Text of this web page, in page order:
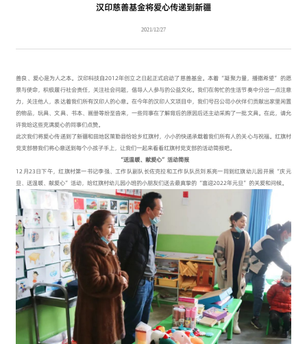
汉印慈善基金将爱心传递到新疆
2021/12/27
善良、爱心是为人之本。汉印科技自2012年创立之日起正式启动了慈善基金。本着“凝聚力量，播撒希望”的愿
景与使命，积极履行社会责任，关注社会问题，倡导人人参与的公益文化。我们在匆忙的生活节奏中分出一点注意
力，关注他人，表达着我们所有汉印人的心意。在今年的汉印人文项目中，我们号召公司小伙伴们贡献出家里闲置
的物品，玩具、文具、书本、画册等纷至沓来，一些同事在了解背后的原因后还主动采购了一批文具。在此，请允
许我给这些充满爱心的同事们点赞。
此次我们将爱心传递到了新疆和田地区策勒县恰哈乡红旗村，小小的快递承载着我们所有人的关心与祝福。红旗村
党支部替我们将心意送到每个小孩子手上，让我们一起来看看红旗村党支部的活动简报吧。
“送温暖、献爱心”活动简报
12月23日下午，红旗村第一书记李强、工作队副队长佐克拉和工作队队员刘系亮一同到红旗幼儿园开展“庆元
旦、送温暖、献爱心”活动，给红旗村幼儿园小班的小朋友们送去最真挚的“喜迎2022年元旦”的关爱和问候。